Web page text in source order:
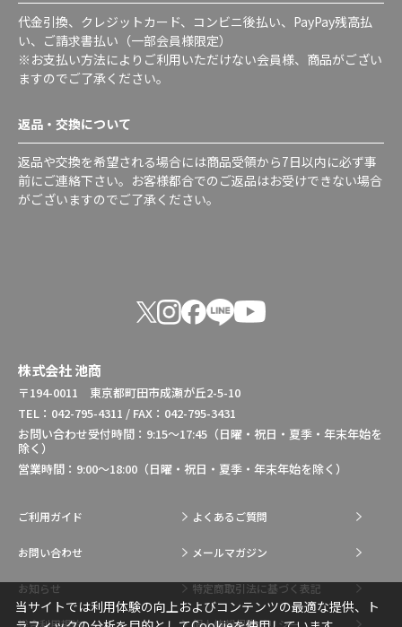
代金引換、クレジットカード、コンビニ後払い、PayPay残高払
い、ご請求書払い（一部会員様限定）
※お支払い方法によりご利用いただけない会員様、商品がござい
ますのでご了承ください。
返品・交換について
返品や交換を希望される場合には商品受領から7日以内に必ず事
前にご連絡下さい。お客様都合でのご返品はお受けできない場合
がございますのでご了承ください。
株式会社 池商
〒194-0011 東京都町田市成瀬が丘2-5-10
TEL：042-795-4311 / FAX：042-795-3431
お問い合わせ受付時間：9:15～17:45（日曜・祝日・夏季・年末年始を
除く）
営業時間：9:00～18:00（日曜・祝日・夏季・年末年始を除く）
ご利用ガイド よくあるご質問
お問い合わせ メールマガジン
お知らせ 特定商取引法に基づく表記
総合利用規約 個人情報保護ポリシー
当サイトでは利用体験の向上およびコンテンツの最適な提供、ト